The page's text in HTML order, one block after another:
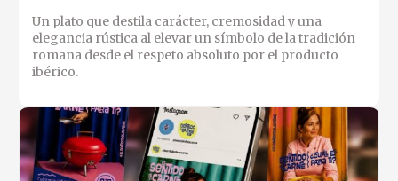
Un plato que destila carácter, cremosidad y una
elegancia rústica al elevar un símbolo de la tradición
romana desde el respeto absoluto por el producto
ibérico.